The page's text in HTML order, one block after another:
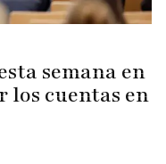
semana en
los cuentas en